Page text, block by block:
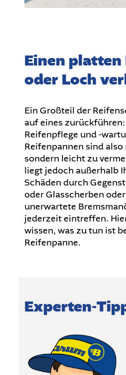
Einen platten
oder Loch
Ein Großteil der
auf eines
Reifenpflege und -
Reifenpannen sind
sondern leicht zu
liegt jedoch außerhalb
Schäden durch
oder Glasscherben
unerwartete
jederzeit eintreffen.
wissen, was zu tun ist
Reifenpanne.
Experten-